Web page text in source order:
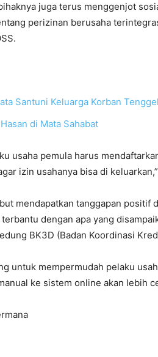
juga terus menggenjot
perizinan berusaha
Santuni Keluarga Korban
di Mata Sahabat
usaha pemula harus
izin usahanya bisa di
mendapatkan tanggapan positif
dengan apa yang
BK3D (Badan Koordinasi
untuk mempermudah pelaku
ke sistem online akan lebih